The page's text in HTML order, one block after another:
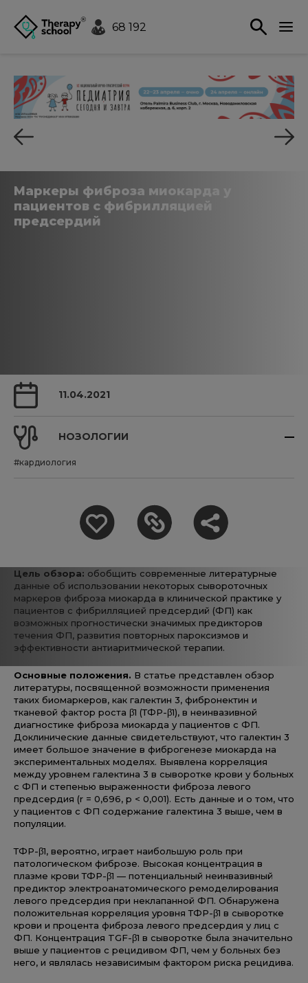
68 192
Маркеры фиброза миокарда у
пациентов с фибрилляцией
предсердий
11.04.2021
НОЗОЛОГИИ
#кардиология
Цель обзора: обобщить современные литературные
данные об использовании некоторых сывороточных
маркеров фиброза миокарда в клинической практике у
пациентов с фибрилляцией предсердий (ФП) как
возможных прогностически значимых предикторов
течения ФП, развития повторных пароксизмов и
эффективности антиаритмической терапии.
Основные положения. В статье представлен обзор
литературы, посвященной возможности применения
таких биомаркеров, как галектин 3, фибронектин и
тканевой фактор роста β1 (ТФР-β1), в неинвазивной
диагностике фиброза миокарда у пациентов с ФП.
Доклинические данные свидетельствуют, что галектин 3
имеет большое значение в фиброгенезе миокарда на
экспериментальных моделях. Выявлена корреляция
между уровнем галектина 3 в сыворотке крови у больных
с ФП и степенью выраженности фиброза левого
предсердия (r = 0,696, p < 0,001). Есть данные и о том, что
у пациентов с ФП содержание галектина 3 выше, чем в
популяции.
ТФР-β1, вероятно, играет наибольшую роль при
патологическом фиброзе. Высокая концентрация в
плазме крови ТФР-β1 — потенциальный неинвазивный
предиктор электроанатомического ремоделирования
левого предсердия при неклапанной ФП. Обнаружена
положительная корреляция уровня ТФР-β1 в сыворотке
крови и процента фиброза левого предсердия у лиц с
ФП. Концентрация TGF-β1 в сыворотке была значительно
выше у пациентов с рецидивом ФП, чем у больных без
него, и являлась независимым фактором риска рецидива.